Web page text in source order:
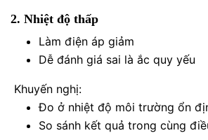
2. Nhiệt độ thấp
Làm điện áp giảm
Dễ đánh giá sai là ắc quy yếu
Khuyến nghị:
Đo ở nhiệt độ môi trường ổn
So sánh kết quả trong cùng